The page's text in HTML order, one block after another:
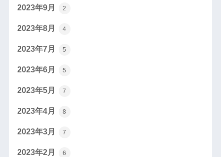
2023年9月 2
2023年8月 4
2023年7月 5
2023年6月 5
2023年5月 7
2023年4月 8
2023年3月 7
2023年2月 6